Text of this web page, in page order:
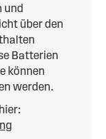
und
über den
Batterien
können
werden.